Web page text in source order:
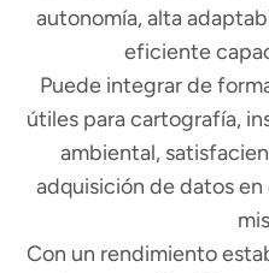
autonomía, alta
eficiente
Puede integrar de
útiles para cartografía,
ambiental,
adquisición de datos
Con un rendimiento